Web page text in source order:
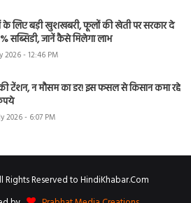
के लिए बड़ी खुशखबरी, फूलों की खेती पर सरकार दे
सब्सिडी, जानें कैसे मिलेगा लाभ
2026 - 12:46 PM
टेंशन, न मौसम का डर! इस फसल से किसान कमा रहे
2026 - 6:07 PM
Reserved to HindiKhabar.Com